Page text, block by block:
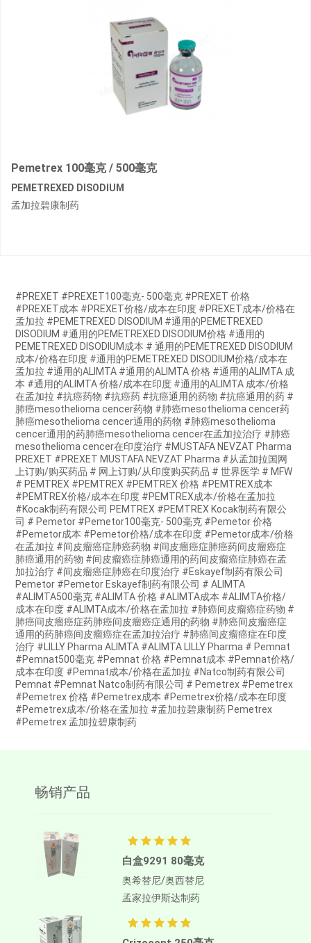
Pemetrex 100毫克 / 500毫克
PEMETREXED DISODIUM
孟加拉碧康制药
#PREXET #PREXET100毫克- 500毫克 #PREXET 价格
#PREXET成本 #PREXET价格/成本在印度 #PREXET成本/价格在
孟加拉 #PEMETREXED DISODIUM #通用的PEMETREXED
DISODIUM #通用的PEMETREXED DISODIUM价格 #通用的
PEMETREXED DISODIUM成本 # 通用的PEMETREXED DISODIUM
成本/价格在印度 #通用的PEMETREXED DISODIUM价格/成本在
孟加拉 #通用的ALIMTA #通用的ALIMTA 价格 #通用的ALIMTA 成
本 #通用的ALIMTA 价格/成本在印度 #通用的ALIMTA 成本/价格
在孟加拉 #抗癌药物 #抗癌药 #抗癌通用的药物 #抗癌通用的药 #
肺癌mesothelioma cencer药物 #肺癌mesothelioma cencer药
肺癌mesothelioma cencer通用的药物 #肺癌mesothelioma
cencer通用的药肺癌mesothelioma cencer在孟加拉治疗 #肺癌
mesothelioma cencer在印度治疗 #MUSTAFA NEVZAT Pharma
PREXET #PREXET MUSTAFA NEVZAT Pharma #从孟加拉国网
上订购/购买药品 # 网上订购/从印度购买药品 # 世界医学 # MFW
# PEMTREX #PEMTREX #PEMTREX 价格 #PEMTREX成本
#PEMTREX价格/成本在印度 #PEMTREX成本/价格在孟加拉
#Kocak制药有限公司 PEMTREX #PEMTREX Kocak制药有限公
司 # Pemetor #Pemetor100毫克- 500毫克 #Pemetor 价格
#Pemetor成本 #Pemetor价格/成本在印度 #Pemetor成本/价格
在孟加拉 #间皮瘤癌症肺癌药物 #间皮瘤癌症肺癌药间皮瘤癌症
肺癌通用的药物 #间皮瘤癌症肺癌通用的药间皮瘤癌症肺癌在孟
加拉治疗 #间皮瘤癌症肺癌在印度治疗 #Eskayef制药有限公司
Pemetor #Pemetor Eskayef制药有限公司 # ALIMTA
#ALIMTA500毫克 #ALIMTA 价格 #ALIMTA成本 #ALIMTA价格/
成本在印度 #ALIMTA成本/价格在孟加拉 #肺癌间皮瘤癌症药物 #
肺癌间皮瘤癌症药肺癌间皮瘤癌症通用的药物 #肺癌间皮瘤癌症
通用的药肺癌间皮瘤癌症在孟加拉治疗 #肺癌间皮瘤癌症在印度
治疗 #LILLY Pharma ALIMTA #ALIMTA LILLY Pharma # Pemnat
#Pemnat500毫克 #Pemnat 价格 #Pemnat成本 #Pemnat价格/
成本在印度 #Pemnat成本/价格在孟加拉 #Natco制药有限公司
Pemnat #Pemnat Natco制药有限公司 # Pemetrex #Pemetrex
#Pemetrex 价格 #Pemetrex成本 #Pemetrex价格/成本在印度
#Pemetrex成本/价格在孟加拉 #孟加拉碧康制药 Pemetrex
#Pemetrex 孟加拉碧康制药
畅销产品
白盒9291 80毫克
奥希替尼/奥西替尼
孟家拉伊斯达制药